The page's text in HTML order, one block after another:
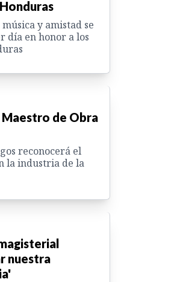
y amistad se
día en honor a los
de Obra
reconocerá el
la industria de la
nuestra